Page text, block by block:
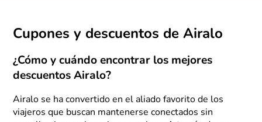
Cupones y descuentos de Airalo
¿Cómo y cuándo encontrar los mejores
descuentos Airalo?
Airalo se ha convertido en el aliado favorito de los
viajeros que buscan mantenerse conectados sin